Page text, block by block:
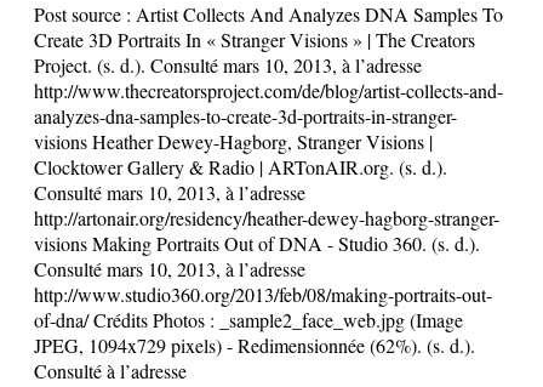
Post source : Artist Collects And Analyzes DNA Samples To
Create 3D Portraits In « Stranger Visions » | The Creators
Project. (s. d.). Consulté mars 10, 2013, à l’adresse
http://www.thecreatorsproject.com/de/blog/artist-collects-and-
analyzes-dna-samples-to-create-3d-portraits-in-stranger-
visions Heather Dewey-Hagborg, Stranger Visions |
Clocktower Gallery & Radio | ARTonAIR.org. (s. d.).
Consulté mars 10, 2013, à l’adresse
http://artonair.org/residency/heather-dewey-hagborg-stranger-
visions Making Portraits Out of DNA - Studio 360. (s. d.).
Consulté mars 10, 2013, à l’adresse
http://www.studio360.org/2013/feb/08/making-portraits-out-
of-dna/ Crédits Photos : _sample2_face_web.jpg (Image
JPEG, 1094x729 pixels) - Redimensionnée (62%). (s. d.).
Consulté à l’adresse